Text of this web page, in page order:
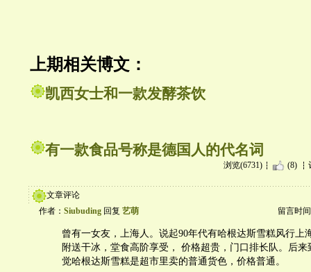
上期相关博文：
凯西女士和一款发酵茶饮
有一款食品号称是德国人的代名词
浏览(6731) (8)
文章评论
作者： Siubuding 回复 艺萌 留言时
曾有一女友，上海人。说起90年代有哈根达斯雪糕风行上
附送干冰，堂食高阶享受， 价格超贵，门口排长队。后
觉哈根达斯雪糕是超市里卖的普通货色，价格普通。